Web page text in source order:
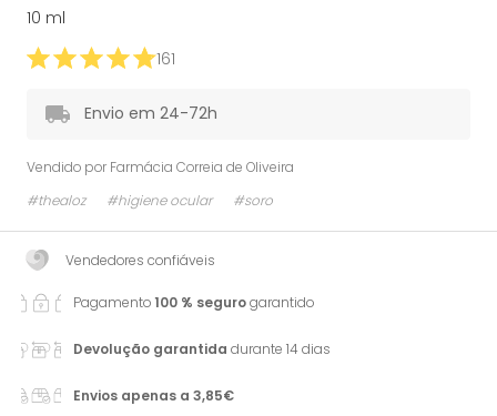
10 ml
161
Envio em 24-72h
Vendido por Farmácia Correia de Oliveira
#thealoz
#higiene ocular #soro
Vendedores confiáveis
Pagamento100 % segurogarantido
Devolução garantida durante 14 dias
Envios apenas a 3,85€